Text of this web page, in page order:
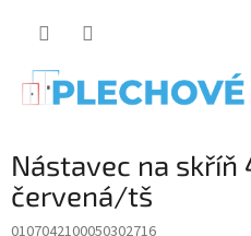
Nástavec na skříň
červená/tš